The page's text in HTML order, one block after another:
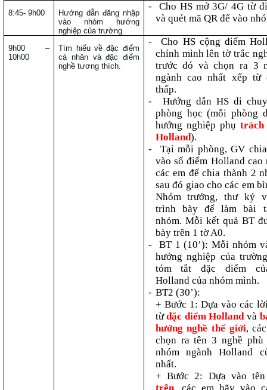
8:45- 9h00
Hướng dẫn đăng nhập
vào nhóm hướng
nghiệp của trường.
-
Cho HS mở 3G/ 4G từ
và quét mã QR để vào
9h00 –
10h00
Tìm hiểu về đặc điểm
cá nhân và đặc điểm
nghề tương thích.
-
Cho HS cộng điểm
chính mình lên tờ trắc
trước đó và chọn ra 3
ngành cao nhất xếp từ
thấp.
-
Hướng dẫn HS di
phòng học (mỗi phòng
hướng nghiệp phụtrách
Holland).
-
Tại mỗi phòng, GV
vào số điểm Holland cao
các em để chia thành 2
sau đó giao cho các em
Nhóm trưởng, thư ký
trình bày để làm bài
nhóm. Mỗi kết quả BT
bày trên 1 tờ A0.
-
BT 1 (10’): Mỗi nhóm
hướng nghiệp của
tóm tắt đặc điểm
Holland của nhóm mình.
- BT2 (30’):
+ Bước 1: Dựa vào các
từđặc điểm Holland và
hướng nghề thế giới,
chọn ra tên 3 nghề
nhóm ngành Holland
nhất.
+ Bước 2: Dựa vào